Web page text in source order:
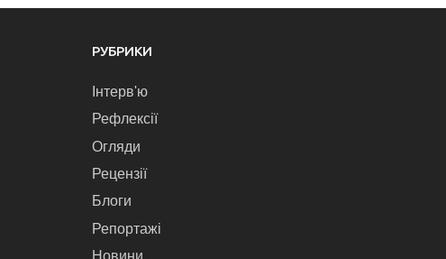
РУБРИКИ
Інтерв'ю
Рефлексії
Огляди
Рецензії
Блоги
Репортажі
Новини